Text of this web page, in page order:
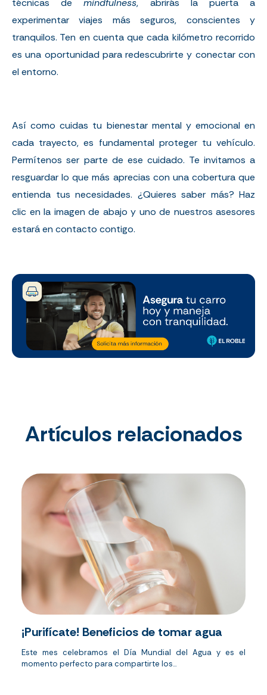
experimentar viajes más seguros, conscientes y
tranquilos. Ten en cuenta que cada kilómetro recorrido
es una oportunidad para redescubrirte y conectar con
el entorno.
Así como cuidas tu bienestar mental y emocional en
cada trayecto, es fundamental proteger tu vehículo.
Permítenos ser parte de ese cuidado. Te invitamos a
resguardar lo que más aprecias con una cobertura que
entienda tus necesidades. ¿Quieres saber más? Haz
clic en la imagen de abajo y uno de nuestros asesores
estará en contacto contigo.
Artículos relacionados
¡Purifícate! Beneficios de tomar agua
Este mes celebramos el Día Mundial del Agua y es el
momento perfecto para compartirte los...